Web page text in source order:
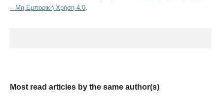
– Μη Εμπορική Χρήση 4.0.
Most read articles by the same author(s)